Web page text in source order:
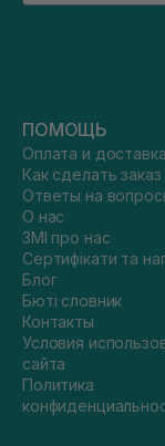
ПОМОЩЬ
Оплата и доставка
Как сделать заказ
Ответы на
О нас
ЗМІ про нас
Сертифікати та
Блог
Бюті словник
Контакты
Условия
сайта
Политика